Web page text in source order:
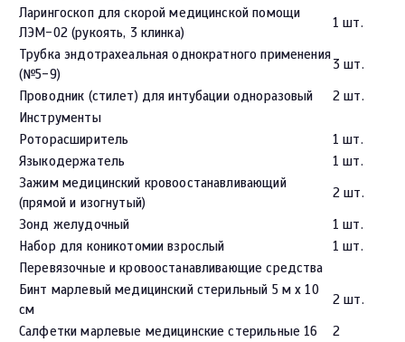
Ларингоскоп для скорой медицинской помощи
ЛЭМ-02 (рукоять, 3 клинка)
1 шт.
Трубка эндотрахеальная однократного применения
(№5-9)
3 шт.
Проводник (стилет) для интубации одноразовый
2 шт.
Инструменты
Роторасширитель
1 шт.
Языкодержатель
1 шт.
Зажим медицинский кровоостанавливающий
(прямой и изогнутый)
2 шт.
Зонд желудочный
1 шт.
Набор для коникотомии взрослый
1 шт.
Перевязочные и кровоостанавливающие средства
Бинт марлевый медицинский стерильный 5 м х 10
см
2 шт.
Салфетки марлевые медицинские стерильные 16
2